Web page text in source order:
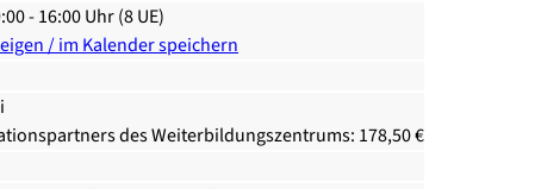
- 16:00 Uhr (8 UE)
/ im Kalender speichern
des Weiterbildungszentrums: 178,50 €